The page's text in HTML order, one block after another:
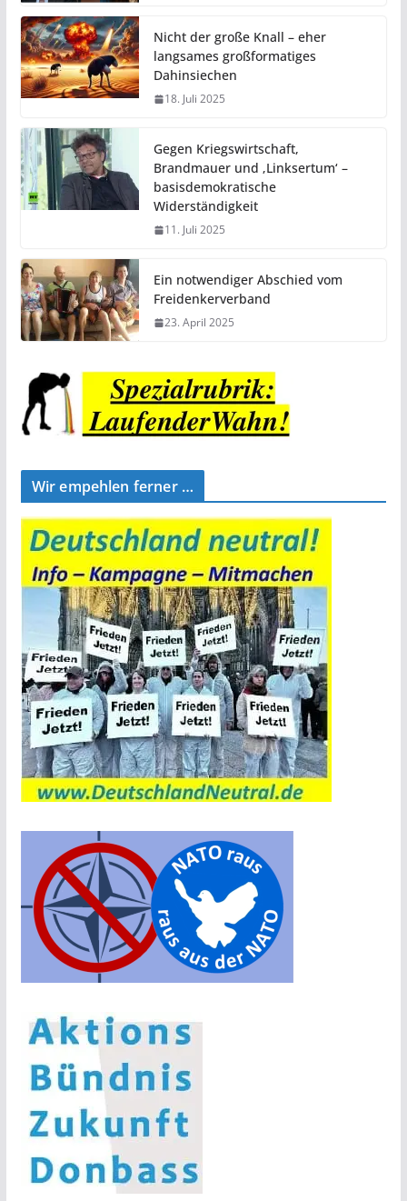
Nicht der große Knall – eher
langsames großformatiges
Dahinsiechen
18. Juli 2025
Gegen Kriegswirtschaft,
Brandmauer und ‚Linksertum‘ –
basisdemokratische
Widerständigkeit
11. Juli 2025
Ein notwendiger Abschied vom
Freidenkerverband
23. April 2025
Wir empehlen ferner …